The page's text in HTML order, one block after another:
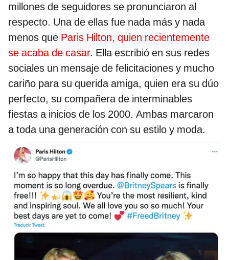
millones de seguidores se pronunciaron al
respecto. Una de ellas fue nada más y nada
menos que Paris Hilton, quien recientemente
se acaba de casar. Ella escribió en sus redes
sociales un mensaje de felicitaciones y mucho
cariño para su querida amiga, quien era su dúo
perfecto, su compañera de interminables
fiestas a inicios de los 2000. Ambas marcaron
a toda una generación con su estilo y moda.